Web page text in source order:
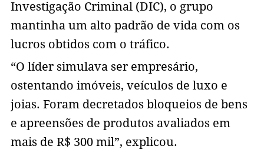
Investigação Criminal (DIC), o grupo
mantinha um alto padrão de vida com os
lucros obtidos com o tráfico.
“O líder simulava ser empresário,
ostentando imóveis, veículos de luxo e
joias. Foram decretados bloqueios de bens
e apreensões de produtos avaliados em
mais de R$ 300 mil”, explicou.